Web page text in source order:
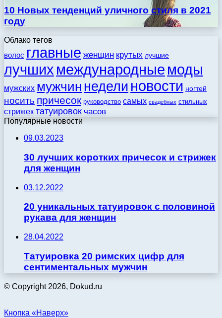
10 Новых тенденций уличного стиля в 2021
году
Облако тегов
волос главные женщин крутых лучшие
лучших международные моды
мужских мужчин недели новости ногтей
носить причесок руководство самых свадебных стильных
стрижек татуировок часов
Популярные новости
09.03.2023
30 лучших коротких причесок и стрижек
для женщин
03.12.2022
20 уникальных татуировок с половиной
рукава для женщин
28.04.2022
Татуировка 20 римских цифр для
сентиментальных мужчин
© Copyright 2026, Dokud.ru
Кнопка «Наверх»